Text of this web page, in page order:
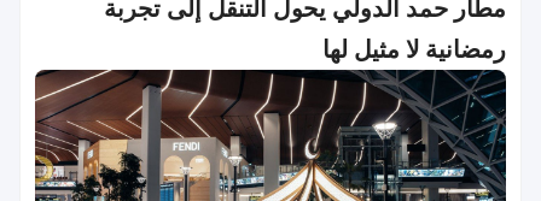
مطار حمد الدولي يحول التنقل إلى تجربة
رمضانية لا مثيل لها